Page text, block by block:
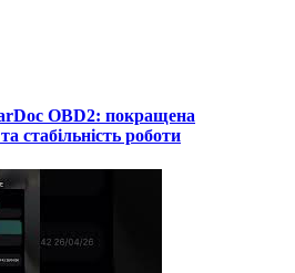
OBD2: покращена
стабільність роботи